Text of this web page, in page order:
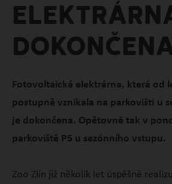
Fotovoltaická elektrárna, která od
postupně vznikala na parkovišti u
je dokončena. Opětovně tak v
parkoviště P5 u sezónního vstupu.
Zoo Zlín již několik let úspěšně